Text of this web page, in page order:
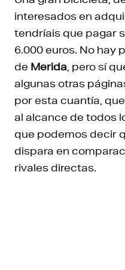
interesados en
tendríais que pagar
6.000 euros. No hay
de Merida , pero sí
algunas otras
por esta cuantía,
al alcance de todos
que podemos decir
dispara en
rivales directas.